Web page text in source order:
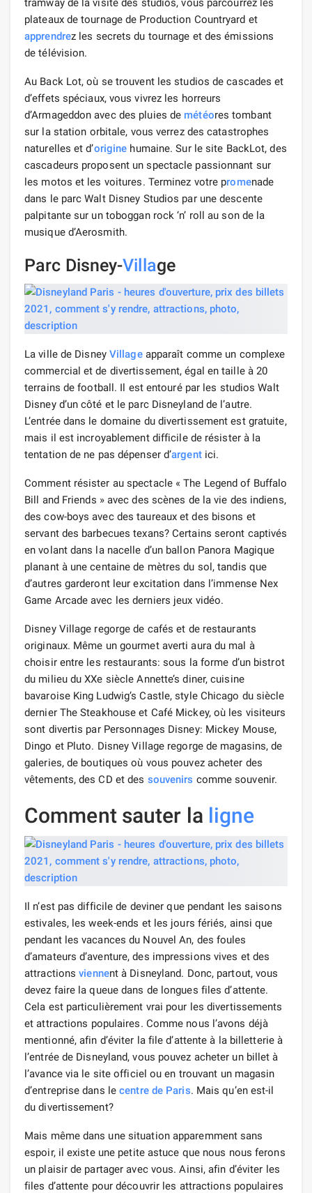
tramway de la visite des studios, vous parcourrez les
plateaux de tournage de Production Countryard et
apprendrez les secrets du tournage et des émissions
de télévision.
Au Back Lot, où se trouvent les studios de cascades et
d’effets spéciaux, vous vivrez les horreurs
d’Armageddon avec des pluies de météores tombant
sur la station orbitale, vous verrez des catastrophes
naturelles et d’origine humaine. Sur le site BackLot, des
cascadeurs proposent un spectacle passionnant sur
les motos et les voitures. Terminez votre promenade
dans le parc Walt Disney Studios par une descente
palpitante sur un toboggan rock ‘n’ roll au son de la
musique d’Aerosmith.
Parc Disney-Village
La ville de Disney Villageapparaît comme un complexe
commercial et de divertissement, égal en taille à 20
terrains de football. Il est entouré par les studios Walt
Disney d’un côté et le parc Disneyland de l’autre.
L’entrée dans le domaine du divertissement est gratuite,
mais il est incroyablement difficile de résister à la
tentation de ne pas dépenser d’argentici.
Comment résister au spectacle « The Legend of Buffalo
Bill and Friends » avec des scènes de la vie des indiens,
des cow-boys avec des taureaux et des bisons et
servant des barbecues texans? Certains seront captivés
en volant dans la nacelle d’un ballon Panora Magique
planant à une centaine de mètres du sol, tandis que
d’autres garderont leur excitation dans l’immense Nex
Game Arcade avec les derniers jeux vidéo.
Disney Village regorge de cafés et de restaurants
originaux. Même un gourmet averti aura du mal à
choisir entre les restaurants: sous la forme d’un bistrot
du milieu du XXe siècle Annette’s diner, cuisine
bavaroise King Ludwig’s Castle, style Chicago du siècle
dernier The Steakhouse et Café Mickey, où les visiteurs
sont divertis par Personnages Disney: Mickey Mouse,
Dingo et Pluto. Disney Village regorge de magasins, de
galeries, de boutiques où vous pouvez acheter des
vêtements, des CD et des souvenirs comme souvenir.
Comment sauter la ligne
Il n’est pas difficile de deviner que pendant les saisons
estivales, les week-ends et les jours fériés, ainsi que
pendant les vacances du Nouvel An, des foules
d’amateurs d’aventure, des impressions vives et des
attractionsviennent à Disneyland. Donc, partout, vous
devez faire la queue dans de longues files d’attente.
Cela est particulièrement vrai pour les divertissements
et attractions populaires. Comme nous l’avons déjà
mentionné, afin d’éviter la file d’attente à la billetterie à
l’entrée de Disneyland, vous pouvez acheter un billet à
l’avance via le site officiel ou en trouvant un magasin
d’entreprise dans lecentre de Paris. Mais qu’en est-il
du divertissement?
Mais même dans une situation apparemment sans
espoir, il existe une petite astuce que nous nous ferons
un plaisir de partager avec vous. Ainsi, afin d’éviter les
files d’attente pour découvrir les attractions populaires